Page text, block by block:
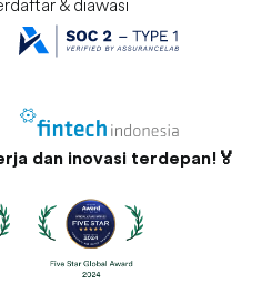
dan inovasi terdepan!🏅